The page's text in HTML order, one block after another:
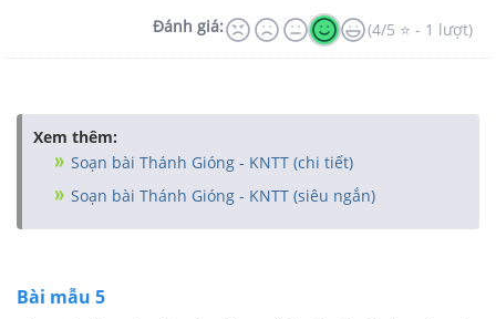
Đánh giá: (4/5 ⭐ - 1 lượt)
Xem thêm:
Soạn bài Thánh Gióng - KNTT (chi tiết)
Soạn bài Thánh Gióng - KNTT (siêu ngắn)
Bài mẫu 5